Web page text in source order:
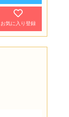
お気に入り登録